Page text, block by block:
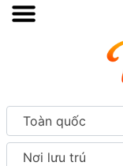
Toàn quốc
Nơi lưu trú